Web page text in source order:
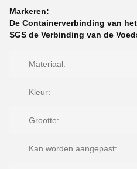
Markeren:
De Containerverbinding van
SGS de Verbinding van de
Materiaal:
Kleur:
Grootte:
Kan worden aangepast: